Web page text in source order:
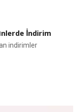
İndirim
indirimler